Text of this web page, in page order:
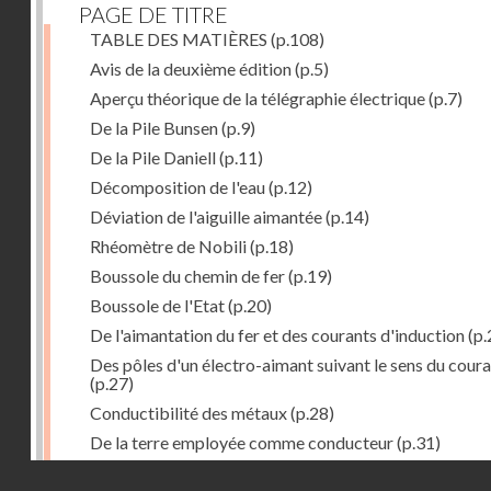
PAGE DE TITRE
TABLE DES MATIÈRES (p.108)
Avis de la deuxième édition(p.5)
Aperçu théorique de la télégraphie électrique(p.7)
De la Pile Bunsen(p.9)
De la Pile Daniell(p.11)
Décomposition de l'eau(p.12)
Déviation de l'aiguille aimantée(p.14)
Rhéomètre de Nobili(p.18)
Boussole du chemin de fer(p.19)
Boussole de l'Etat(p.20)
De l'aimantation du fer et des courants d'induction
Des pôles d'un électro-aimant suivant le sens du
(p.27)
Conductibilité des métaux(p.28)
De la terre employée comme conducteur(p.31)